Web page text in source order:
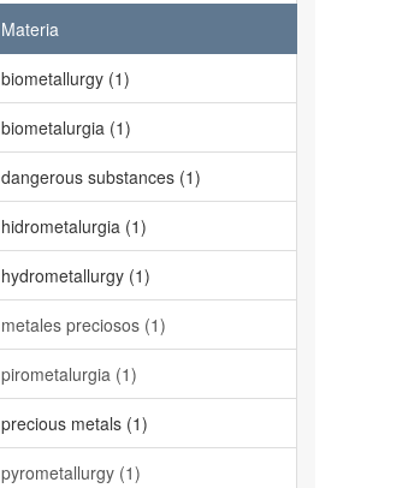
Materia
biometallurgy (1)
biometalurgia (1)
dangerous substances (1)
hidrometalurgia (1)
hydrometallurgy (1)
metales preciosos (1)
pirometalurgia (1)
precious metals (1)
pyrometallurgy (1)